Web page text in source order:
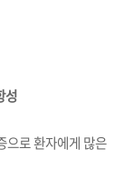
성
으로 환자에게 많은